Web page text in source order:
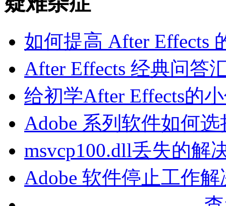
如何提高 After Effects
After Effects 经典问答
给初学After Effects的
Adobe 系列软件如何
msvcp100.dll丢失的解
Adobe 软件停止工作